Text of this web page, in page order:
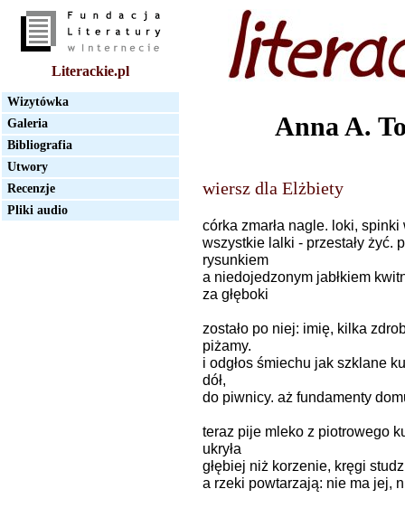
Literackie.pl
Wizytówka
Galeria
Bibliografia
Utwory
Recenzje
Pliki audio
Anna A.
wiersz dla Elżbiety
córka zmarła nagle. loki,
wszystkie lalki - przestały żyć.
rysunkiem
a niedojedzonym jabłkiem
za głęboki
zostało po niej: imię, kilka
piżamy.
i odgłos śmiechu jak szklane
dół,
do piwnicy. aż fundamenty
teraz pije mleko z piotrowego
ukryła
głębiej niż korzenie, kręgi
a rzeki powtarzają: nie ma jej,